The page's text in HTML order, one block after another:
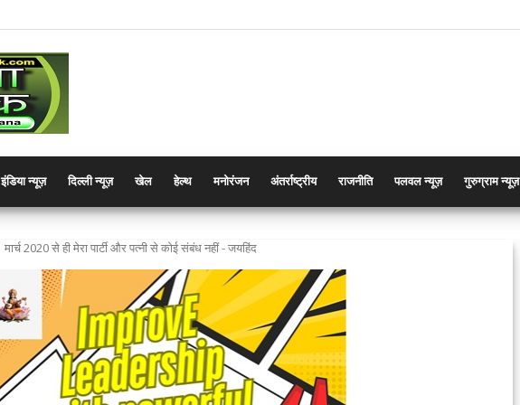
इंडिया न्यूज़ दिल्ली न्यूज़ खेल हेल्थ मनोरंजन अंतर्राष्ट्रीय राजनीति पलवल न्यूज़ गुरुग्राम न्यूज़
मार्च 2020 से ही मेरा पार्टी और पत्नी से कोई संबंध नहीं - जयहिंद